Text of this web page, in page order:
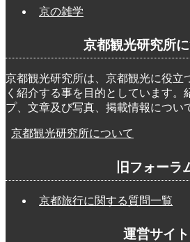
京の雑学
京都観光研究所
京都観光研究所は、京都観光に役立
く紹介する事を目的としています。
プ、文章及び写真、掲載情報につい
京都観光研究所について
旧フォーラ
京都旅行に関する質問一覧
運営サイト